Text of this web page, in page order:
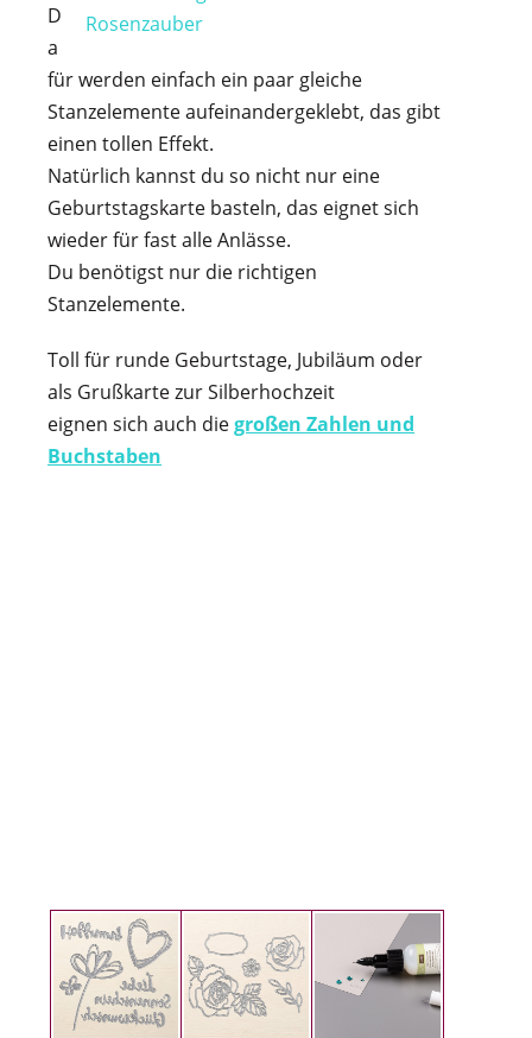
D
a
für werden einfach ein paar gleiche
Stanzelemente aufeinandergeklebt, das gibt
einen tollen Effekt.
Natürlich kannst du so nicht nur eine
Geburtstagskarte basteln, das eignet sich
wieder für fast alle Anlässe.
Du benötigst nur die richtigen
Stanzelemente.
Toll für runde Geburtstage, Jubiläum oder
als Grußkarte zur Silberhochzeit
eignen sich auch diegroßen Zahlen und
Buchstaben